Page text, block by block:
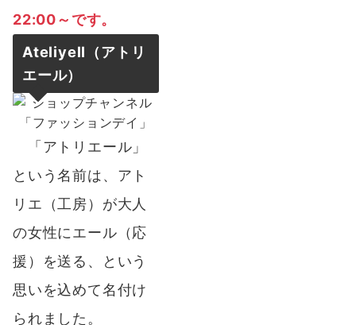
22:00～です。
Ateliyell（アトリ
エール）
「アトリエール」
という名前は、アト
リエ（工房）が大人
の女性にエール（応
援）を送る、という
思いを込めて名付け
られました。